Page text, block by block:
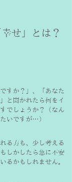
せ」とは？
すか？」、「あなた
と聞かれたら何をイ
でしょうか？（なん
いですが…）
る方も、少し考える
しかしたら急に不安
るかもしれません。